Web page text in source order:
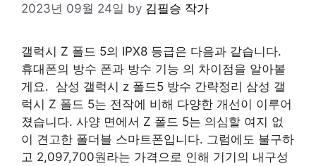
2023년 09월 24일 by 김필승 작가
갤럭시 Z 폴드 5의 IPX8 등급은 다음과 같습니다.
휴대폰의 방수 폰과 방수 기능 의 차이점을 알아볼
게요. 삼성 갤럭시 z 폴드5 방수 간략정리 삼성 갤
럭시 Z 폴드 5는 전작에 비해 다양한 개선이 이루어
졌습니다. 사양 면에서 Z 폴드 5는 의심할 여지 없
이 견고한 폴더블 스마트폰입니다. 그럼에도 불구하
고 2,097,700원라는 가격으로 인해 기기의 내구성